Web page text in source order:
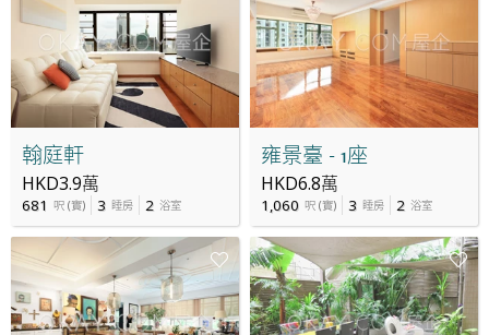
翰庭軒
HKD3.9萬
681 呎 (實) 3 睡房 2 浴室
雍景臺 - 1座
HKD6.8萬
1,060 呎 (實) 3 睡房 2 浴室